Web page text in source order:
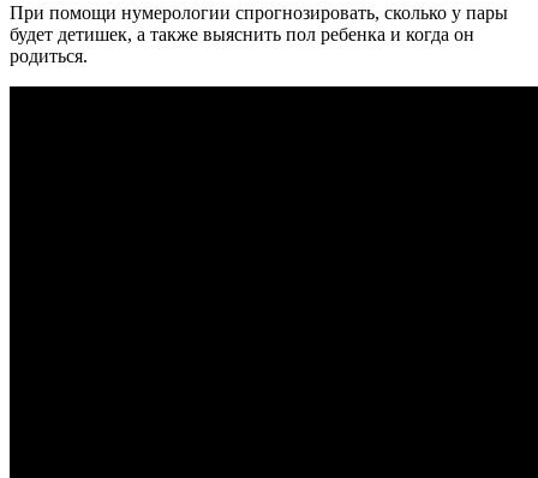
При помощи нумерологии спрогнозировать, сколько у пары
будет детишек, а также выяснить пол ребенка и когда он
родиться.